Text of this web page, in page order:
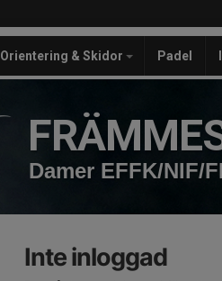
Orientering & Skidor Padel
Damer EFFK/NIF/
Inte inloggad